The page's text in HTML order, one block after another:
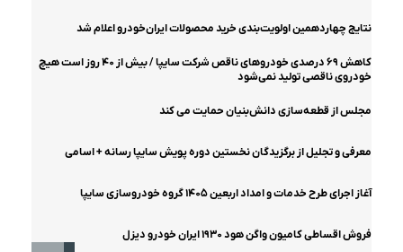
نتایج چهاردهمین اولویت‌بندی خرید محصولات ایران‌خودرو اعلام شد
کاهش ۶۹ درصدی خودروهای ناقص شرکت سایپا / بیش از ۴۰ روز است هیچ
خودروی ناقصی تولید نمی‌شود
مجلس از قطعه‌سازی دانش‌بنیان حمایت می کند
معرفی و تجلیل از برگزیدگان نخستین دوره پویش سایپا رسانه + اسامی
آغاز اجرای طرح خدمات و امداد اربعین ۱۴۰۵ گروه خودروسازی سایپا
فروش اقساطی کامیون واگن‌ هود ۱۹۳۰ ایران‌ خودرو دیزل